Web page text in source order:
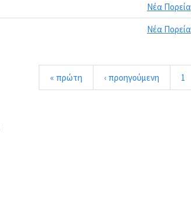
Νέα Πορεία
Νέα Πορεία
« πρώτη ‹ προηγούμενη 1